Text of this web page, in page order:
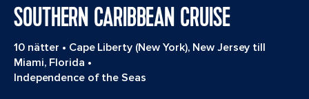
SOUTHERN CARIBBEAN CRUISE
10 nätter • Cape Liberty (New York), New Jersey till
Miami, Florida •
Independence of the Seas